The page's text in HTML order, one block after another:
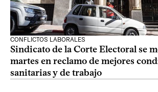
CONFLICTOS LABORALES
Sindicato de la Corte Electoral se
martes en reclamo de mejores
sanitarias y de trabajo